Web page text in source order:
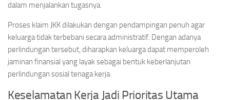
dalam menjalankan tugasnya.
Proses klaim JKK dilakukan dengan pendampingan penuh agar
keluarga tidak terbebani secara administratif. Dengan adanya
perlindungan tersebut, diharapkan keluarga dapat memperoleh
jaminan finansial yang layak sebagai bentuk keberlanjutan
perlindungan sosial tenaga kerja.
Keselamatan Kerja Jadi Prioritas Utama